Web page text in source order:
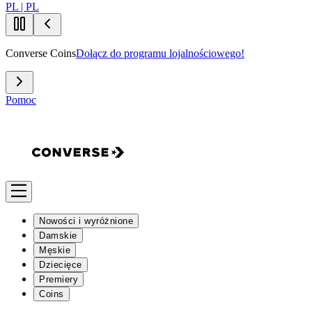
PL | PL
Converse CoinsDołącz do programu lojalnościowego!
Pomoc
Nowości i wyróżnione
Damskie
Męskie
Dziecięce
Premiery
Coins